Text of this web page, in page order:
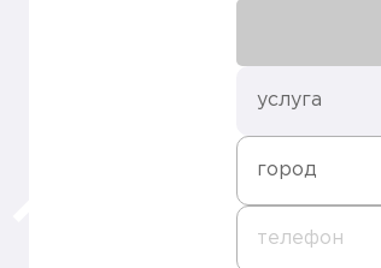
услуга
город
телефон